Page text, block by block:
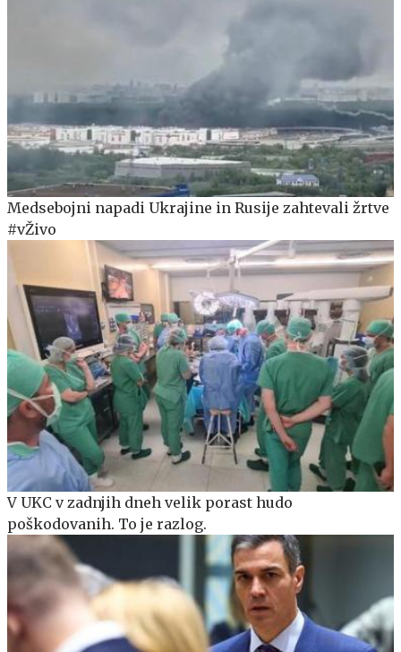
Medsebojni napadi Ukrajine in Rusije zahtevali žrtve
#vŽivo
V UKC v zadnjih dneh velik porast hudo
poškodovanih. To je razlog.